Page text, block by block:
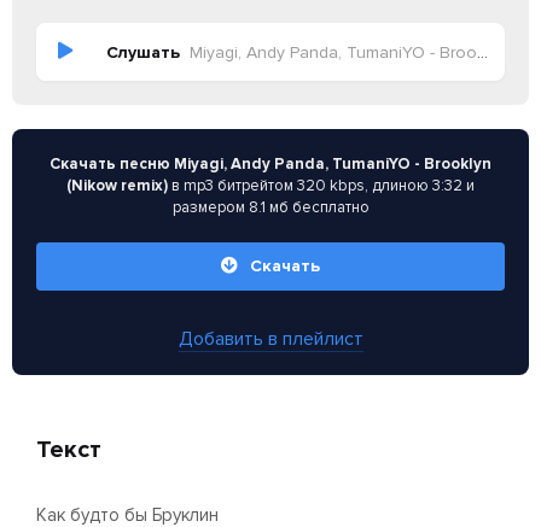
Слушать Miyagi, Andy Panda, TumaniYO - Brooklyn (Nikow remix)
Скачать песню Miyagi, Andy Panda, TumaniYO - Brooklyn
(Nikow remix) в mp3 битрейтом 320 kbps, длиною 3:32 и
размером 8.1 мб бесплатно
Скачать
Добавить в плейлист
Текст
Как будто бы Бруклин